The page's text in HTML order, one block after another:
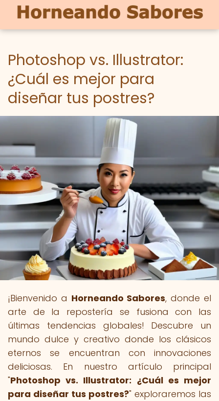
Photoshop vs. Illustrator:
¿Cuál es mejor para
diseñar tus postres?
¡Bienvenido a Horneando Sabores, donde el
arte de la repostería se fusiona con las
últimas tendencias globales! Descubre un
mundo dulce y creativo donde los clásicos
eternos se encuentran con innovaciones
deliciosas. En nuestro artículo principal
"Photoshop vs. Illustrator: ¿Cuál es mejor
para diseñar tus postres?" exploraremos las